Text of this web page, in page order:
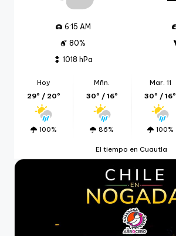
6:15 AM
80%
1018 hPa
Hoy
29º / 20º
100%
Mñn.
30º / 16º
86%
Mar. 11
30º / 16º
100%
El tiempo en Cuautla